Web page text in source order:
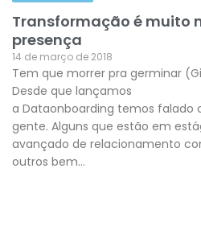
Transformação é muito
presença
14 de março de 2018
Tem que morrer pra germinar
Desde que lançamos
a Dataonboarding temos falado
gente. Alguns que estão em
avançado de relacionamento
outros bem…